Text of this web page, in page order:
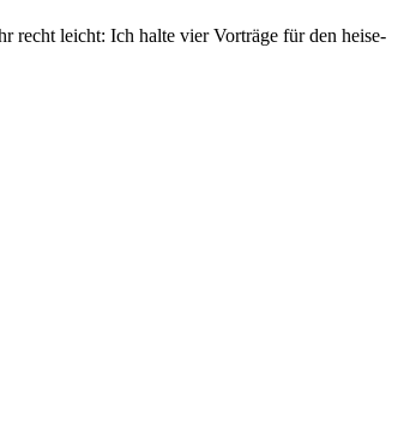
recht leicht: Ich halte vier Vorträge für den heise-